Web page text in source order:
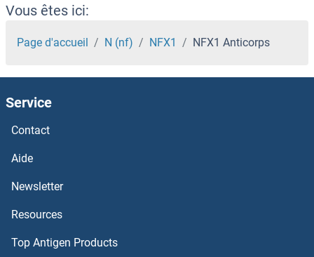
NFKBIB Anticorps
NFKB2 Anticorps
NFKB1 Anticorps
NFkB Anticorps
NFIL3 Anticorps
NFIC Anticorps
NFIB Anticorps
Vous êtes ici:
Page d'accueil N (nf) NFX1 NFX1 Anticorps
Service
Contact
Aide
Newsletter
Resources
Top Antigen Products